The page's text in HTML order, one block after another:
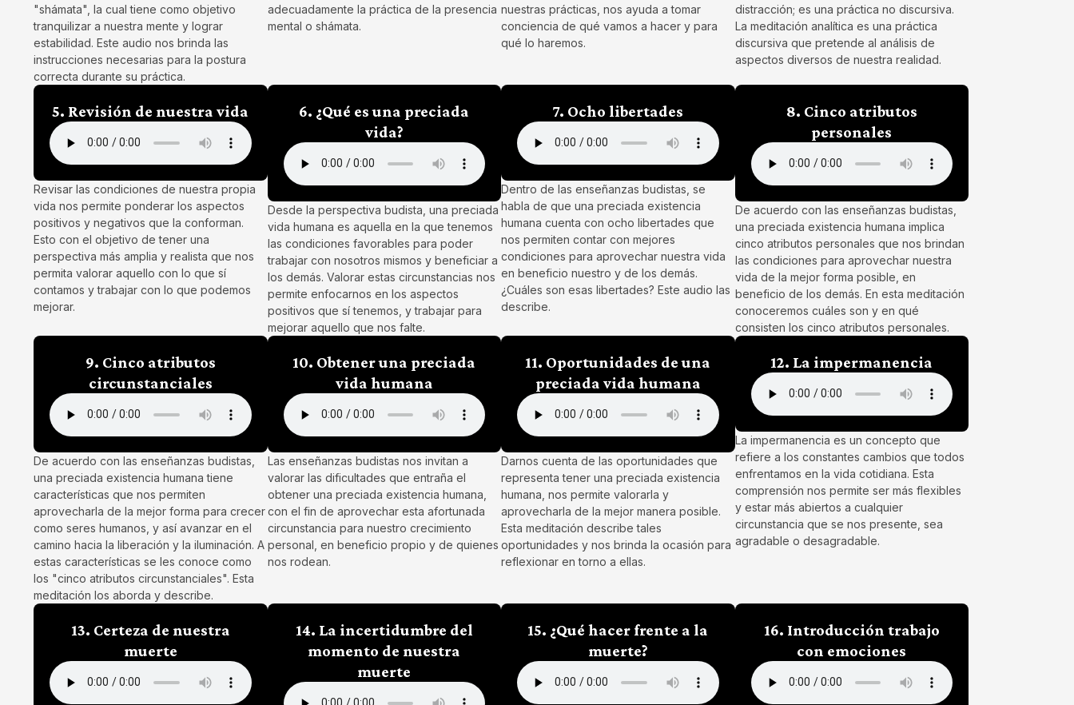
"shámata", la cual tiene como objetivo
tranquilizar a nuestra mente y lograr
estabilidad. Este audio nos brinda las
instrucciones necesarias para la postura
correcta durante su práctica.
adecuadamente la práctica de la presencia
mental o shámata.
nuestras prácticas, nos ayuda a tomar
conciencia de qué vamos a hacer y para
qué lo haremos.
distracción; es una práctica no discursiva.
La meditación analítica es una práctica
discursiva que pretende al análisis de
aspectos diversos de nuestra realidad.
5. Revisión de nuestra vida
Revisar las condiciones de nuestra propia
vida nos permite ponderar los aspectos
positivos y negativos que la conforman.
Esto con el objetivo de tener una
perspectiva más amplia y realista que nos
permita valorar aquello con lo que sí
contamos y trabajar con lo que podemos
mejorar.
6. ¿Qué es una preciada
vida?
Desde la perspectiva budista, una preciada
vida humana es aquella en la que tenemos
las condiciones favorables para poder
trabajar con nosotros mismos y beneficiar a
los demás. Valorar estas circunstancias nos
permite enfocarnos en los aspectos
positivos que sí tenemos, y trabajar para
mejorar aquello que nos falte.
7. Ocho libertades
Dentro de las enseñanzas budistas, se
habla de que una preciada existencia
humana cuenta con ocho libertades que
nos permiten contar con mejores
condiciones para aprovechar nuestra vida
en beneficio nuestro y de los demás.
¿Cuáles son esas libertades? Este audio las
describe.
8. Cinco atributos
personales
De acuerdo con las enseñanzas budistas,
una preciada existencia humana implica
cinco atributos personales que nos brindan
las condiciones para aprovechar nuestra
vida de la mejor forma posible, en
beneficio de los demás. En esta meditación
conoceremos cuáles son y en qué
consisten los cinco atributos personales.
9. Cinco atributos
circunstanciales
De acuerdo con las enseñanzas budistas,
una preciada existencia humana tiene
características que nos permiten
aprovecharla de la mejor forma para crecer
como seres humanos, y así avanzar en el
camino hacia la liberación y la iluminación. A
estas características se les conoce como
los "cinco atributos circunstanciales". Esta
meditación los aborda y describe.
10. Obtener una preciada
vida humana
Las enseñanzas budistas nos invitan a
valorar las dificultades que entraña el
obtener una preciada existencia humana,
con el fin de aprovechar esta afortunada
circunstancia para nuestro crecimiento
personal, en beneficio propio y de quienes
nos rodean.
11. Oportunidades de una
preciada vida humana
Darnos cuenta de las oportunidades que
representa tener una preciada existencia
humana, nos permite valorarla y
aprovecharla de la mejor manera posible.
Esta meditación describe tales
oportunidades y nos brinda la ocasión para
reflexionar en torno a ellas.
12. La impermanencia
La impermanencia es un concepto que
refiere a los constantes cambios que todos
enfrentamos en la vida cotidiana. Esta
comprensión nos permite ser más flexibles
y estar más abiertos a cualquier
circunstancia que se nos presente, sea
agradable o desagradable.
13. Certeza de nuestra
muerte
14. La incertidumbre del
momento de nuestra
muerte
15. ¿Qué hacer frente a la
muerte?
16. Introducción trabajo
con emociones